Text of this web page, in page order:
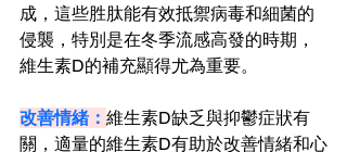
成，這些胜肽能有效抵禦病毒和細菌的
侵襲，特別是在冬季流感高發的時期，
維生素D的補充顯得尤為重要。
改善情緒： 維生素D缺乏與抑鬱症狀有
關，適量的維生素D有助於改善情緒和心